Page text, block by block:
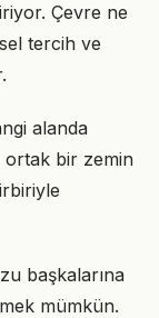
Çevre ne
tercih ve
alanda
ortak bir zemin
başkalarına
mümkün.